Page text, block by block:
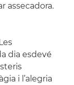
assecadora.
dia esdevé
i l’alegria